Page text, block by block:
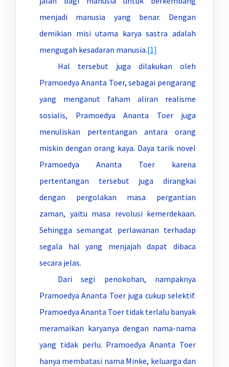
menjadi manusia yang benar. Dengan
demikian misi utama karya sastra adalah
mengugah kesadaran manusia.[1]
Hal tersebut juga dilakukan oleh
Pramoedya Ananta Toer, sebagai pengarang
yang menganut faham aliran realisme
sosialis, Pramoedya Ananta Toer juga
menuliskan pertentangan antara orang
miskin dengan orang kaya. Daya tarik novel
Pramoedya Ananta Toer karena
pertentangan tersebut juga dirangkai
dengan pergolakan masa pergantian
zaman, yaitu masa revolusi kemerdekaan.
Sehingga semangat perlawanan terhadap
segala hal yang menjajah dapat dibaca
secara jelas.
Dari segi penokohan, nampaknya
Pramoedya Ananta Toer juga cukup selektif.
Pramoedya Ananta Toer tidak terlalu banyak
meramaikan karyanya dengan nama-nama
yang tidak perlu. Pramoedya Ananta Toer
hanya membatasi nama Minke, keluarga dan